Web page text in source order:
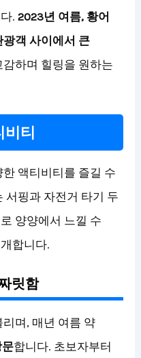
다.2023년 여름, 황어
객 사이에서 큰
감하며 힐링을 원하는
비티
액티비티를 즐길 수
서핑과 자전거 타기 두
양양에서 느낄 수
합니다.
릿함
며, 매년 여름 약
합니다. 초보자부터